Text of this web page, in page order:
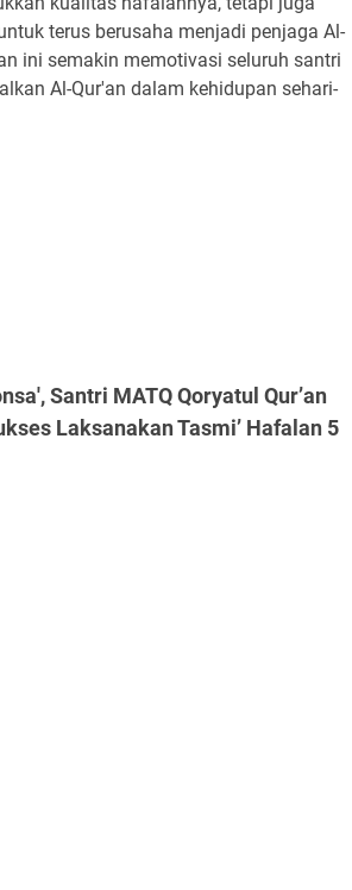
terus berusaha menjadi penjaga Al-
ini semakin memotivasi seluruh santri
Al-Qur'an dalam kehidupan sehari-
Santri MATQ Qoryatul Qur’an
Laksanakan Tasmi’ Hafalan 5